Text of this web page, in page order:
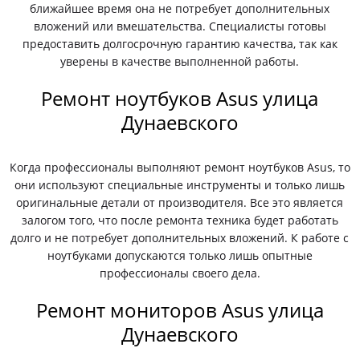
ближайшее время она не потребует дополнительных
вложений или вмешательства. Специалисты готовы
предоставить долгосрочную гарантию качества, так как
уверены в качестве выполненной работы.
Ремонт ноутбуков Asus улица
Дунаевского
Когда профессионалы выполняют ремонт ноутбуков Asus, то
они используют специальные инструменты и только лишь
оригинальные детали от производителя. Все это является
залогом того, что после ремонта техника будет работать
долго и не потребует дополнительных вложений. К работе с
ноутбуками допускаются только лишь опытные
профессионалы своего дела.
Ремонт мониторов Asus улица
Дунаевского